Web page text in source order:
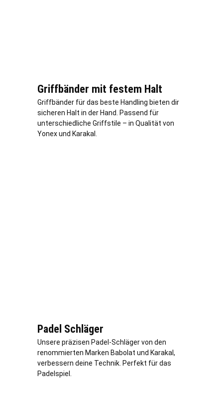
Griffbänder mit festem Halt
Griffbänder für das beste Handling bieten dir
sicheren Halt in der Hand. Passend für
unterschiedliche Griffstile – in Qualität von
Yonex und Karakal.
Padel Schläger
Unsere präzisen Padel-Schläger von den
renommierten Marken Babolat und Karakal,
verbessern deine Technik. Perfekt für das
Padelspiel.